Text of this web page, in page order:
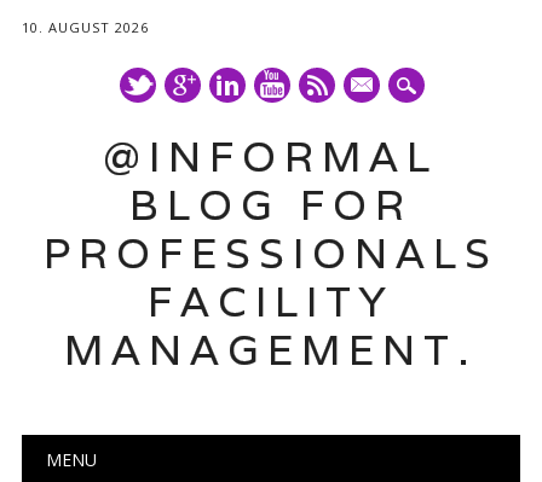
10. AUGUST 2026
mail
@INFORMAL
BLOG FOR
PROFESSIONALS
FACILITY
MANAGEMENT.
Main menu
MENU